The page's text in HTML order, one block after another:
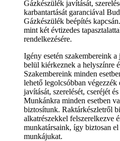
Gázkészülék javítását,
karbantartását garanciával
Gázkészülék beépítés
mint két évtizedes
rendelkezésére.
Igény esetén szakembereink
belül kiérkeznek a helyszínre
Szakembereink minden
lehető legolcsóbban végezzék
javítását, szerelését, cseréjét
Munkánkra minden esetben
biztosítunk. Raktárkészletről
alkatrészekkel felszerelkezve
munkatársaink, így biztosan
munkájukat.